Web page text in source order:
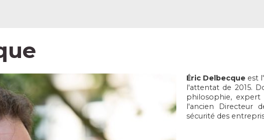
Éric Delbecque est
l'attentat de 2015.
philosophie, expert
l'ancien Directeur
sécurité des